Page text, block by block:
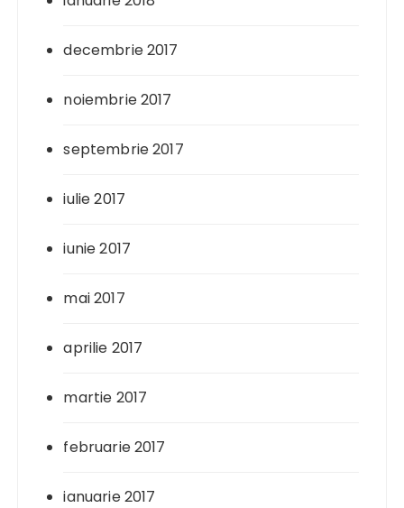
decembrie 2017
noiembrie 2017
septembrie 2017
iulie 2017
iunie 2017
mai 2017
aprilie 2017
martie 2017
februarie 2017
ianuarie 2017